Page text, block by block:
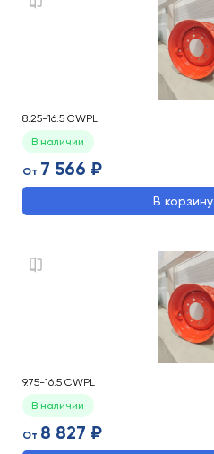
8.25-16.5 CWPL
В наличии
От 7 566 ₽
В корзину
9.75-16.5 CWPL
В наличии
От 8 827 ₽